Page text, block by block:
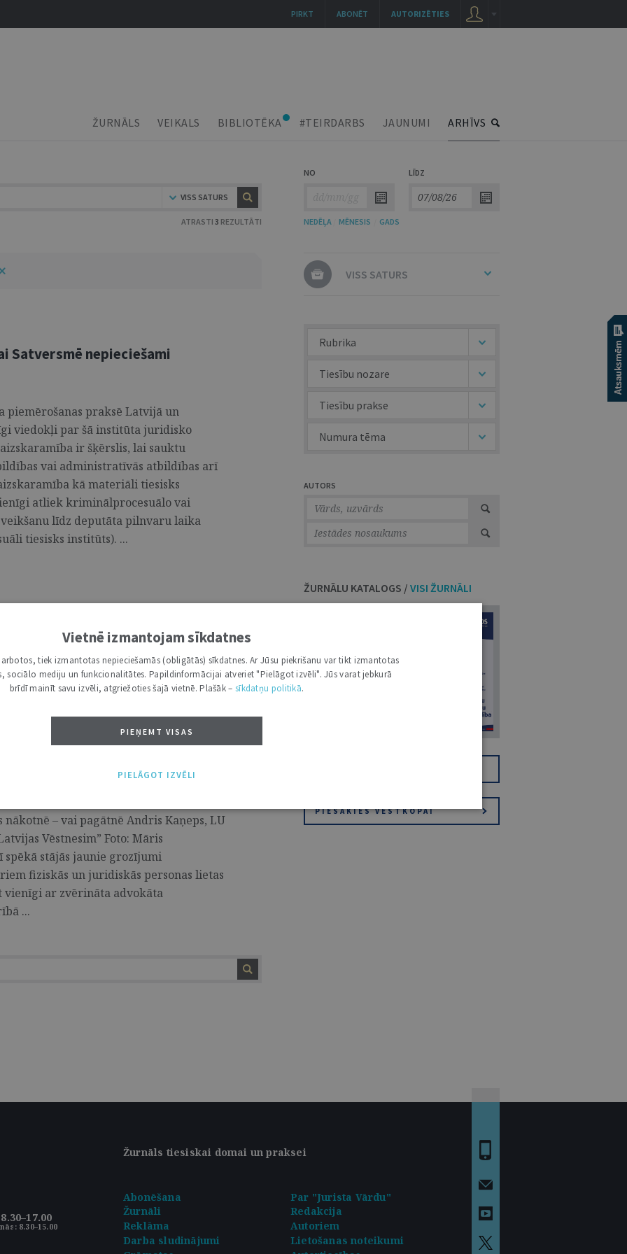
ŽURNĀLS VEIKALS BIBLIOTĒKA #TEIRDARBS JAUNUMI ARHĪVS
VISS SATURS
ATRASTI 3 REZULTĀTI
NO LĪDZ
NEDĒĻA MĒNESIS GADS
Satversmē nepieciešami
piemērošanas praksē Latvijā un
viedokļi par šā institūta juridisko
ir šķērslis, lai sauktu
vai administratīvās atbildības arī
kā materiāli tiesisks
atliek kriminālprocesuālo vai
līdz deputāta pilnvaru laika
tiesisks institūts). ...
institūts, izvērtēta
regulējuma atbilstība mūsdienu šī
risinājumus problēmjautājumiem,
...
Solis nākotnē - vai pagātnē
– vai pagātnē Andris Kaņeps, LU
Vēstnesim” Foto: Māris
spēkā stājās jaunie grozījumi
fiziskās un juridiskās personas lietas
vienīgi ar zvērināta advokāta
...
VISS SATURS
Rubrika
Tiesību nozare
Tiesību prakse
Numura tēma
AUTORS
ŽURNĀLU KATALOGS / VISI ŽURNĀLI
7
PIESAKIES VĒSTKOPAI
Žurnāls tiesiskai domai un praksei
8.30–15.00
Abonēšana
Par "Jurista Vārdu"
Žurnāli
Redakcija
Reklāma
Autoriem
Darba sludinājumi
Lietošanas noteikumi
AUTORIZĒTIES
ABONĒT
PIRKT
Vietnē izmantojam sīkdatnes
tiek izmantotas nepieciešamās (obligātās) sīkdatnes. Ar Jūsu piekrišanu var tikt izmantotas
sociālo mediju un funkcionalitātes. Papildinformācijai atveriet "Pielāgot izvēli". Jūs varat jebkurā
brīdī mainīt savu izvēli, atgriežoties šajā vietnē. Plašāk – sīkdatņu politikā.
PIEŅEMT VISAS
PIELĀGOT IZVĒLI